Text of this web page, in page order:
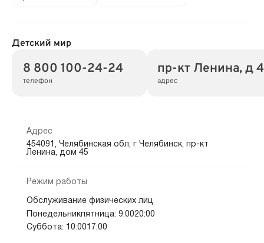
Детский мир
8 800 100-24-24
телефон
пр-кт Ленина, д
адрес
Адрес
454091, Челябинская обл, г Челябинск, пр-кт
Ленина, дом 45
Режим работы
Обслуживание физических лиц
Понедельникпятница: 9:0020:00
Суббота: 10:0017:00